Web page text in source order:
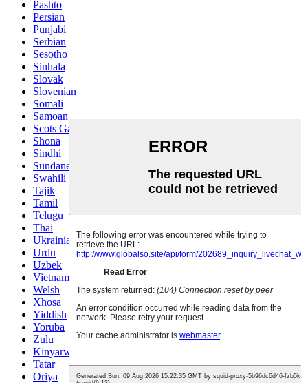
Pashto
Persian
Punjabi
Serbian
Sesotho
Sinhala
Slovak
Slovenian
Somali
Samoan
Scots Gaelic
Shona
Sindhi
Sundanese
Swahili
Tajik
Tamil
Telugu
Thai
Ukrainian
Urdu
Uzbek
Vietnamese
Welsh
Xhosa
Yiddish
Yoruba
Zulu
Kinyarwanda
Tatar
Oriya